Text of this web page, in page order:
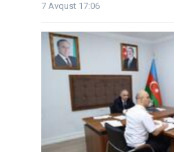
7 Avqust 17:06